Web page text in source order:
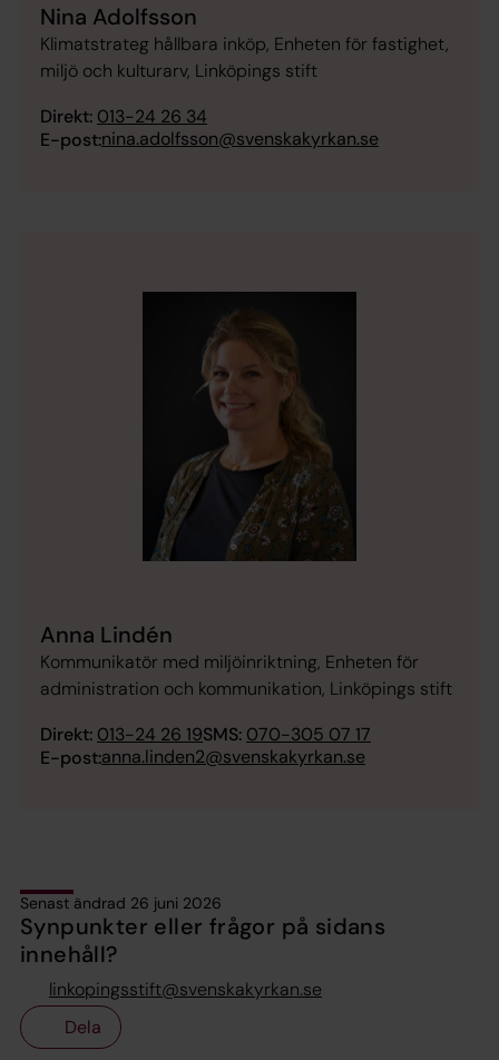
Nina Adolfsson
Klimatstrateg hållbara inköp, Enheten för fastighet,
miljö och kulturarv, Linköpings stift
Direkt: 013-24 26 34
E-post:nina.adolfsson@svenskakyrkan.se
Anna Lindén
Kommunikatör med miljöinriktning, Enheten för
administration och kommunikation, Linköpings stift
Direkt: 013-24 26 19SMS: 070-305 07 17
E-post:anna.linden2@svenskakyrkan.se
Senast ändrad 26 juni 2026
Synpunkter eller frågor på sidans
innehåll?
linkopingsstift@svenskakyrkan.se
Dela